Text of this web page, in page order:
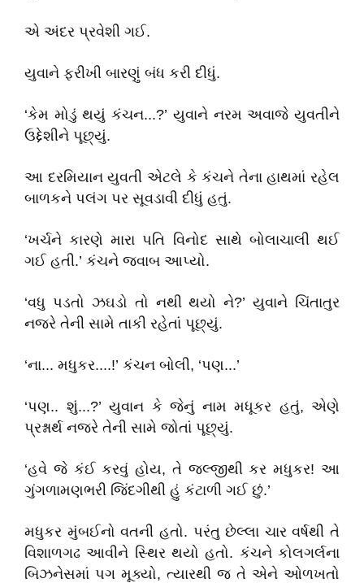
એ અંદર પ્રવેશી ગઈ.
યુવાને ફરીખી બારણું બંધ કરી દીધું.
‘કેમ મોડું થયું કંચન...?’ યુવાને નરમ અવાજે યુવતીને
ઉદ્દેશીને પૂછ્યું.
આ દરમિયાન યુવતી એટલે કે કંચને તેના હાથમાં રહેલ
બાળકને પલંગ પર સૂવડાવી દીધું હતું.
‘ખર્ચને કારણે મારા પતિ વિનોદ સાથે બોલાચાલી થઈ
ગઈ હતી.’ કંચને જવાબ આપ્યો.
‘વધુ પડતો ઝઘડો તો નથી થયો ને?’ યુવાને ચિંતાતુર
નજરે તેની સામે તાકી રહેતાં પૂછ્યું.
‘ના... મધુકર....!’ કંચન બોલી, ‘પણ...’
‘પણ.. શું...?’ યુવાન કે જેનું નામ મધૂકર હતું, એણે
પ્રશ્નાર્થ નજરે તેની સામે જોતાં પૂછ્યું.
‘હવે જે કંઈ કરવું હોય, તે જલ્જીથી કર મધુકર! આ
ગુંગળામણભરી જિંદગીથી હું કંટાળી ગઈ છું.’
મધુકર મુંબઈનો વતની હતો. પરંતુ છેલ્લા ચાર વર્ષથી તે
વિશાળગઢ આવીને સ્થિર થયો હતો. કંચને કોલગર્લના
બિઝનેસમાં પગ મૂક્યો, ત્યારથી જ તે એને ઓળખતો